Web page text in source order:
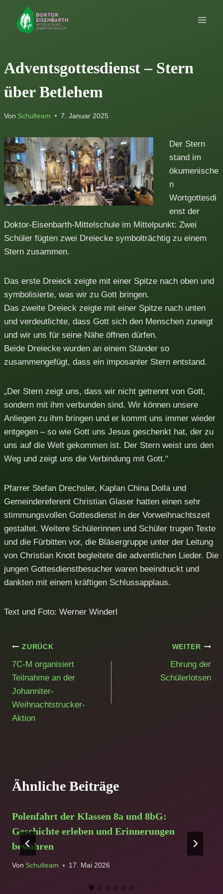
Inhalt
springen
Adventsgottesdienst – Stern
über Betlehem
Von Schulteam 7. Januar 2025
Der Stern
stand im
ökumenische
n
Wortgottesdi
enst der
Doktor-Eisenbarth-Mittelschule im Mittelpunkt: Zwei
Schüler fügten zwei Dreiecke symbolträchtig zu einem
Stern zusammen.
Das erste Dreieck zeigte mit einer Spitze nach oben und
symbolisierte, was wir zu Gott bringen.
Das zweite Dreieck zeigte mit einer Spitze nach unten
und verdeutlichte, dass Gott sich den Menschen zuneigt
und wir uns für seine Nähe öffnen dürfen.
Beide Dreiecke wurden an einem Ständer so
zusammengefügt, dass ein imposanter Stern entstand.
„Der Stern zeigt uns, dass wir nicht getrennt von Gott,
sondern mit ihm verbunden sind. Wir können unsere
Anliegen zu ihm bringen und er kommt uns immer wieder
entgegen – so wie Gott uns Jesus geschenkt hat, der zu
uns auf die Welt gekommen ist. Der Stern weist uns den
Weg und zeigt uns die Verbindung mit Gott.“
Pfarrer Stefan Drechsler, Kaplan China Dolla und
Gemeindereferent Christian Glaser hatten einen sehr
stimmungsvollen Gottesdienst in der Vorweihnachtszeit
gestaltet. Weitere Schülerinnen und Schüler trugen Texte
und die Fürbitten vor, die Bläsergruppe unter der Leitung
von Christian Knott begleitete die adventlichen Lieder. Die
jungen Gottesdienstbesucher waren beeindruckt und
dankten mit einem kräftigen Schlussapplaus.
Text und Foto: Werner Winderl
Beitragsnavigation
ZURÜCK
7C-M organisiert
Teilnahme an der
Johanniter-
Weihnachtstrucker-
Aktion
WEITER
Ehrung der
Schülerlotsen
Ähnliche Beiträge
Polenfahrt der Klassen 8a und 8bG:
Geschichte erleben und Erinnerungen
bewahren
Von Schulteam 17. Mai 2026